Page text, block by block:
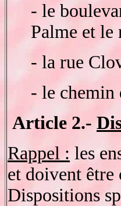
- le
Palme et le
- la rue
- le chemin
Article 2.-
Rappel : les
et doivent être
Dispositions